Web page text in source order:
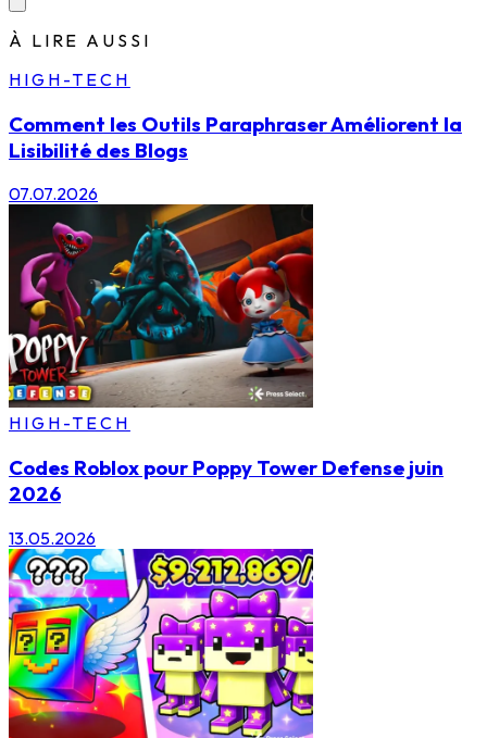
À LIRE AUSSI
HIGH-TECH
Comment les Outils Paraphraser Améliorent la
Lisibilité des Blogs
07.07.2026
HIGH-TECH
Codes Roblox pour Poppy Tower Defense juin
2026
13.05.2026